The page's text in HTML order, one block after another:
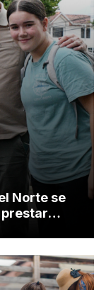
Norte se